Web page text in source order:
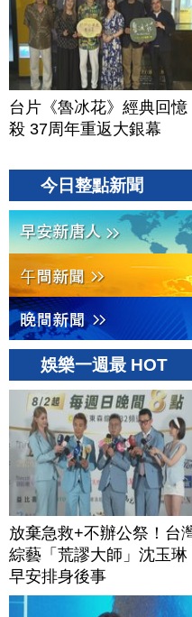
台片《魯冰花》經典回憶
殺 37周年重返大銀幕
今日整點新聞
娛樂一週最 HOT
放棄急救+不辦公祭！台
綜藝「荒謬大師」沈玉琳
早安排身後事